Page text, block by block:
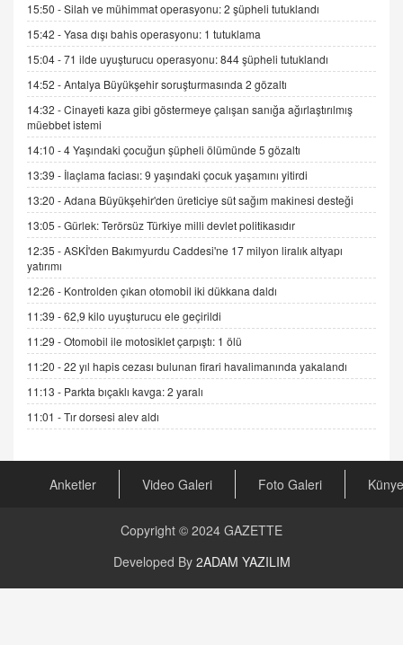
İNCİ GÜL AKÖL
Trump Keşke Adana'yı da Ziyaret Etse...
06.07.2026 13:00
ADEM AKÖL
Esed Destekçilerinin Yüzüne Vurulan Şamar:
Sednaya
11.12.2024 12:30
DR. EKREM ASLAN
Gerçek Ne, Algı Ne? "Beraber Yürüyoruz"
Cümlesinin Peşinden
GÖNÜL MENEKŞE
Şifacının Yolu
04.11.2025 12:56
AV. RÜMEYSA ÖZKALE
Kira Uyuşmazlıklarında Dava Açmadan Önce
Arabulucuya Başvuru Şartı
CAN UĞURATEŞ
Değişen yapısıyla Suriye
GÜNLÜK BURÇ YORUMU
Günlük Burç Yorumu | 22 Kasım 2024: Koç,
15:50 -Silah ve mühimmat operasyonu: 2 şüpheli tutuklandı
15:42 -Yasa dışı bahis operasyonu: 1 tutuklama
15:04 -71 ilde uyuşturucu operasyonu: 844 şüpheli tutuklandı
14:52 -Antalya Büyükşehir soruşturmasında 2 gözaltı
14:32 -Cinayeti kaza gibi göstermeye çalışan sanığa ağırlaştırılmış
müebbet istemi
14:10 -4 Yaşındaki çocuğun şüpheli ölümünde 5 gözaltı
13:39 - İlaçlama faciası: 9 yaşındaki çocuk yaşamını yitirdi
13:20 -Adana Büyükşehir'den üreticiye süt sağım makinesi desteği
13:05 -Gürlek: Terörsüz Türkiye milli devlet politikasıdır
12:35 -ASKİ'den Bakımyurdu Caddesi'ne 17 milyon liralık altyapı
yatırımı
12:26 - Kontrolden çıkan otomobil iki dükkana daldı
11:39 -62,9 kilo uyuşturucu ele geçirildi
11:29 -Otomobil ile motosiklet çarpıştı: 1 ölü
11:20 -22 yıl hapis cezası bulunan firari havalimanında yakalandı
11:13 - Parkta bıçaklı kavga: 2 yaralı
11:01 -Tır dorsesi alev aldı
Anketler Video Galeri Foto Galeri Künye
Copyright © 2024 GAZETTE
Developed By 2ADAM YAZILIM